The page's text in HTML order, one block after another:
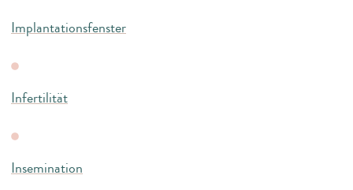
Implantationsfenster
Infertilität
Insemination